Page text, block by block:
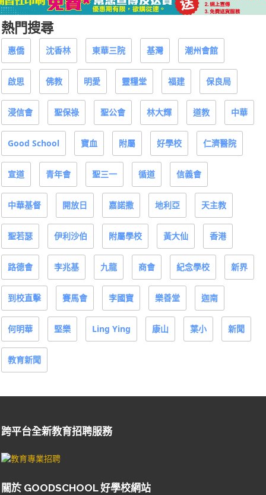
熱門搜尋
惠僑 沈香林 東華三院 基灣 潮州會館
啟思 佛教 明愛 靈糧堂 福建 保良局
浸信會 聖保祿 聖公會 林大輝 道教 中華
Good School 寶血 附屬 好學校 仁濟醫院
宣道 青年會 聖三一 循道 信義會
中華基督 開放日 嘉諾撒 地利亞 天主教
聖若瑟 伊利沙伯 附屬學校 黃大仙 香港
路德會 李兆基 九龍 商會 紀念學校 新界
到校直擊 賽馬會 李國寶 樂善堂 迦南
何明華 堅樂 Ling Ying 康山 葉小 新聞
教育新聞
跨平台全新教育招聘服務
關於 GOODSCHOOL 好學校網站